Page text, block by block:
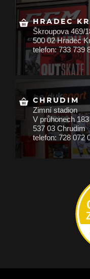
HRADEC
Škroupova 469/
500 02 Hradec
telefon: 733 739
CHRUDIM
Zimní stadion
V průhonech 183
537 03 Chrudim
telefon: 728 072